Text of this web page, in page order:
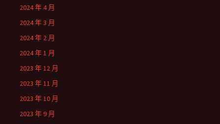
2024 年 4 月
2024 年 3 月
2024 年 2 月
2024 年 1 月
2023 年 12 月
2023 年 11 月
2023 年 10 月
2023 年 9 月